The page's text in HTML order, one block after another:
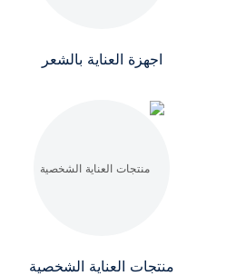
اجهزة العناية بالشعر
منتجات العناية الشخصية